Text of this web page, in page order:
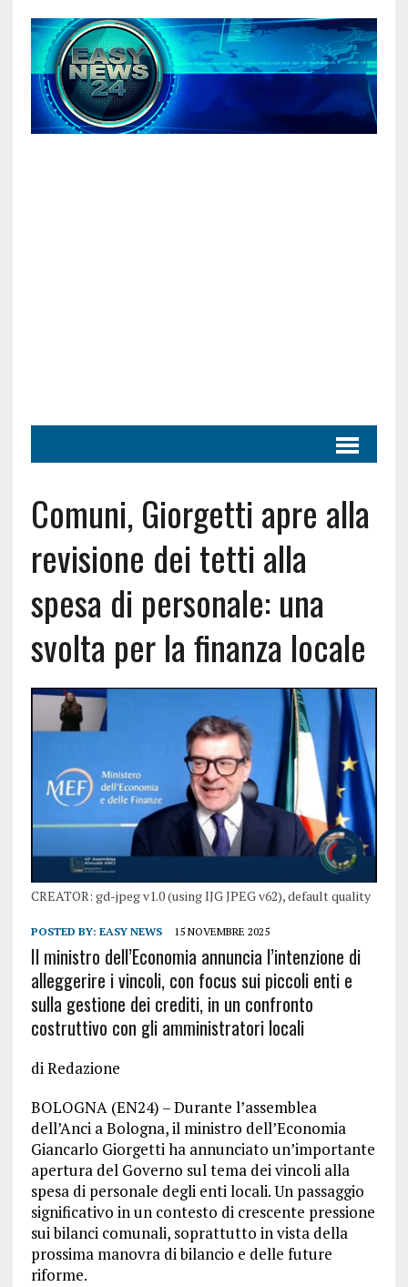
Comuni, Giorgetti apre alla
revisione dei tetti alla
spesa di personale: una
svolta per la finanza locale
CREATOR: gd-jpeg v1.0 (using IJG JPEG v62), default quality
POSTED BY: EASY NEWS 15 NOVEMBRE 2025
Il ministro dell’Economia annuncia l’intenzione di
alleggerire i vincoli, con focus sui piccoli enti e
sulla gestione dei crediti, in un confronto
costruttivo con gli amministratori locali
di Redazione
BOLOGNA (EN24) – Durante l’assemblea
dell’Anci a Bologna, il ministro dell’Economia
Giancarlo Giorgetti ha annunciato un’importante
apertura del Governo sul tema dei vincoli alla
spesa di personale degli enti locali. Un passaggio
significativo in un contesto di crescente pressione
sui bilanci comunali, soprattutto in vista della
prossima manovra di bilancio e delle future
riforme.